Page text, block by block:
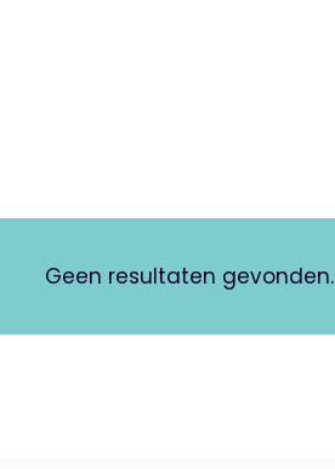
Geen resultaten gevonden.